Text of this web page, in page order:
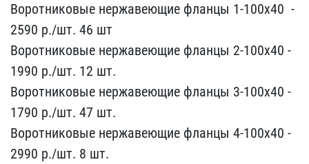
Воротниковые нержа​веющие фланцы 1-100х40 ​ -
2590 р./шт. 46 шт ​
Воротниковые нержавеющи​е фланцы 2-100х40 -​
1990 р./шт. 12 шт.
Воро​тниковые нержавеющие фла​нцы 3-100х40 -
1790​ р./шт. 47 шт.
Воротнико​вые нержавеющие фланцы 4​-100х40 -
2990 р./шт​. 8 шт.